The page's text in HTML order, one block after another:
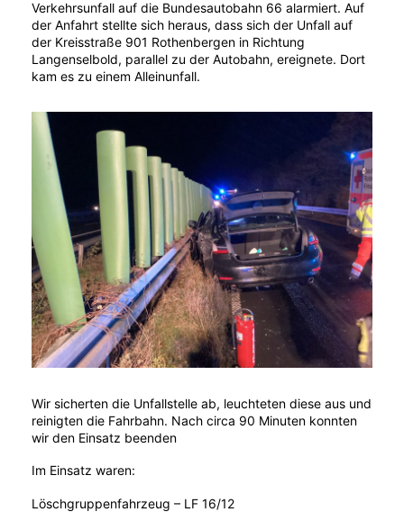
Verkehrsunfall auf die Bundesautobahn 66 alarmiert. Auf
der Anfahrt stellte sich heraus, dass sich der Unfall auf
der Kreisstraße 901 Rothenbergen in Richtung
Langenselbold, parallel zu der Autobahn, ereignete. Dort
kam es zu einem Alleinunfall.
Wir sicherten die Unfallstelle ab, leuchteten diese aus und
reinigten die Fahrbahn. Nach circa 90 Minuten konnten
wir den Einsatz beenden
Im Einsatz waren:
Löschgruppenfahrzeug – LF 16/12